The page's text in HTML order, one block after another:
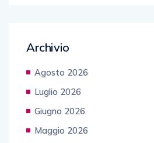
Archivio
Agosto 2026
Luglio 2026
Giugno 2026
Maggio 2026